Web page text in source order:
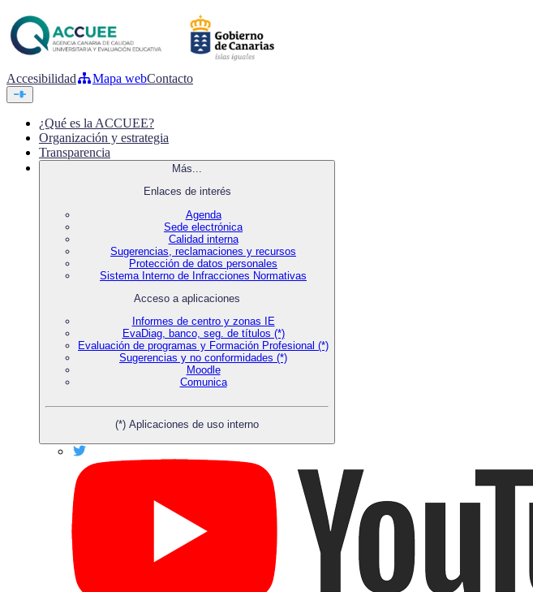
Accesibilidad Mapa webContacto
¿Qué es la ACCUEE?
Organización y estrategia
Transparencia
Más...
Enlaces de interés
Agenda
Sede electrónica
Calidad interna
Sugerencias, reclamaciones y recursos
Protección de datos personales
Sistema Interno de Infracciones Normativas
Acceso a aplicaciones
Informes de centro y zonas IE
EvaDiag, banco, seg. de títulos (*)
Evaluación de programas y Formación Profesional (*)
Sugerencias y no conformidades (*)
Moodle
Comunica
(*) Aplicaciones de uso interno